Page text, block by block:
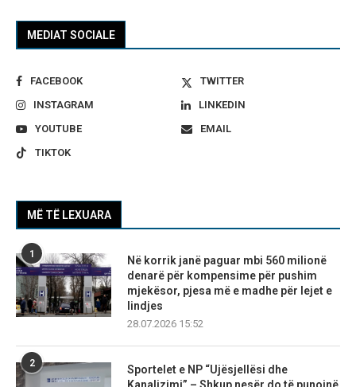
MEDIAT SOCIALE
FACEBOOK
TWITTER
INSTAGRAM
LINKEDIN
YOUTUBE
EMAIL
TIKTOK
MË TË LEXUARA
1
Në korrik janë paguar mbi 560 milionë
denarë për kompensime për pushim
mjekësor, pjesa më e madhe për lejet e
lindjes
28.07.2026 15:52
2
Sportelet e NP “Ujësjellësi dhe